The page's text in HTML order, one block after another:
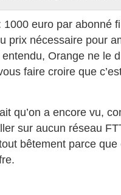
euro par abonné
prix nécessaire pour
Orange ne le
faire croire que
qu’on a encore vu,
sur aucun réseau
bêtement parce